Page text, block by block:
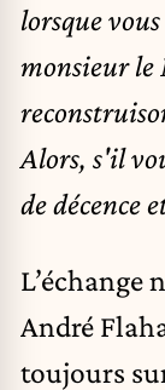
lorsque
monsieur
Alors, s'il
de décence
L’échange
André
toujours